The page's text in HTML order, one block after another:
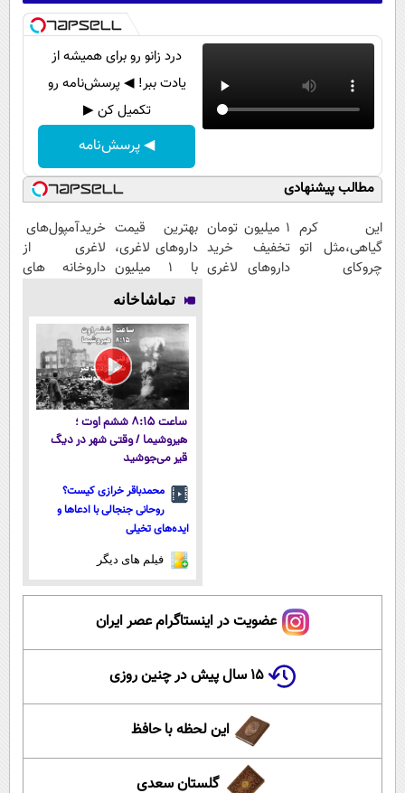
درد زانو رو برای همیشه از
یادت ببر! ◀ پرسش‌نامه رو
تکمیل کن ▶
◀ پرسش‌نامه
مطالب پیشنهادی
این کرم
گیاهی،مثل اتو
چروکای
1 میلیون تومان
تخفیف خرید
داروهای لاغری
بهترین قیمت
داروهای لاغری،
با ۱ میلیون
تخفیف و ارسال
از داروخانه‌
خریدآمپول‌های
لاغری از
داروخانه های
پک یخ!
تماشاخانه
ساعت ۸:۱۵ ششم اوت ؛
هیروشیما / وقتی شهر در دیگ
قیر می‌جوشید
محمدباقر خرازی کیست؟
روحانی جنجالی با ادعاها و
ایده‌های تخیلی
فیلم های دیگر
عضویت در اینستاگرام عصر ایران
۱۵ سال پیش در چنین روزی
این لحظه با حافظ
گلستان سعدی